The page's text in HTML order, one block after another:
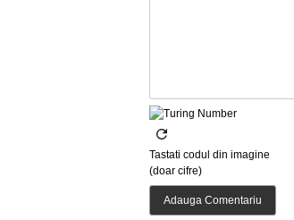
Tastati codul din imagine
(doar cifre)